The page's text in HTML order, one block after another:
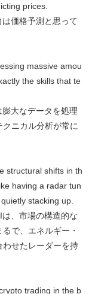
prices.
価格予測と思って
massive amou
the skills that te
大なデータを処理
ニカル分析が常に
structural shifts in th
having a radar tun
stacking up.
、市場の構造的な
で、エネルギー・
せたレーダーを持
trading in the b